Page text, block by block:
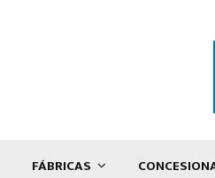
FÁBRICAS